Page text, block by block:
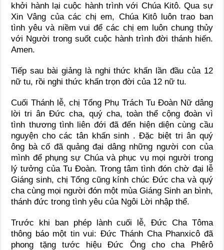
khởi hành lại cuộc hành trình với Chúa Kitô. Qua sự
Xin Vâng của các chị em, Chúa Kitô luôn trao ban
tình yêu và niềm vui để các chị em luôn chung thủy
với Người trong suốt cuộc hành trình đời thánh hiến.
Amen.
Tiếp sau bài giảng là nghi thức khấn lần đầu của 12
nữ tu, rồi nghi thức khấn trọn đời của 12 nữ tu.
Cuối Thánh lễ, chị Tổng Phụ Trách Tu Đoàn Nữ dâng
lời tri ân Đức cha, quý cha, toàn thể cộng đoàn vì
tình thương tình liên đới đã đến hiện diện cùng cầu
nguyện cho các tân khấn sinh . Đặc biệt tri ân quý
ông bà cố đã quảng đại dâng những người con của
mình để phụng sự Chúa và phục vụ mọi người trong
lý tưởng của Tu Đoàn. Trong tâm tình đón chờ đại lễ
Giáng sinh, chị Tổng cũng kính chúc Đức cha và quý
cha cùng mọi người đón một mùa Giáng Sinh an bình,
thánh đức trong tình yêu của Ngôi Lời nhập thể.
Trước khi ban phép lành cuối lễ, Đức Cha Tôma
thông báo một tin vui: Đức Thánh Cha Phanxicô đã
phong tặng tước hiệu Đức Ông cho cha Phêrô